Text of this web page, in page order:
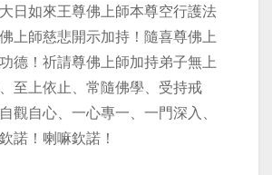
日如來王尊佛上師本尊空行護法
上師慈悲開示加持！隨喜尊佛上
德！祈請尊佛上師加持弟子無上
至上依止、常隨佛學、受持戒
觀自心、一心專一、一門深入、
諾！喇嘛欽諾！